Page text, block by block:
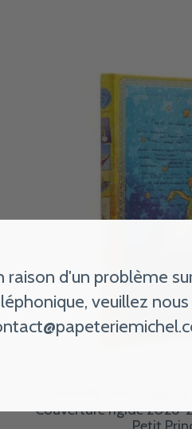
Couverture rigide 2026-
raison d'un problème
veuillez